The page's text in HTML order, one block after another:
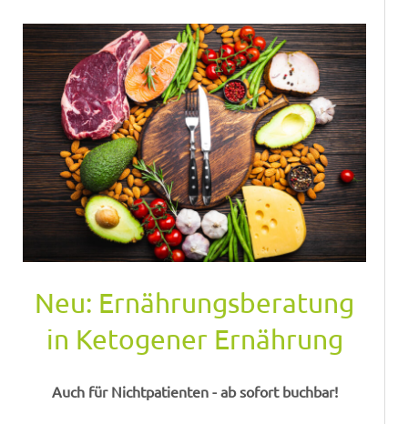
Neu: Ernährungsberatung
in Ketogener Ernährung
Auch für Nichtpatienten - ab sofort buchbar!